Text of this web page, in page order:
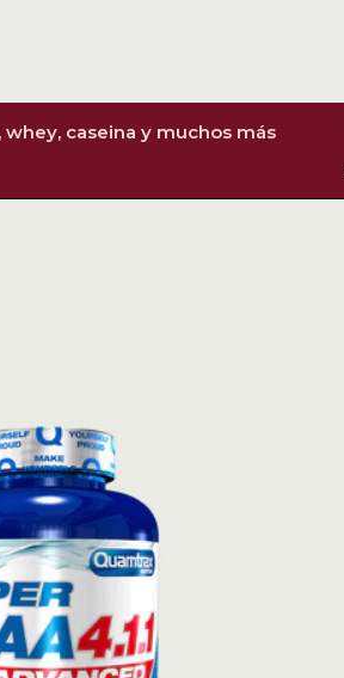
whey, caseina y muchos más